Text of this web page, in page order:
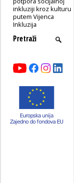
inkluziji kroz kulturu
putem Vijenca
Inkluzija